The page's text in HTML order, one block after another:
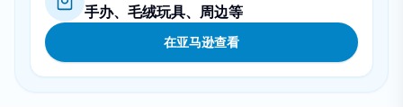
手办、毛绒玩具、周边等
在亚马逊查看